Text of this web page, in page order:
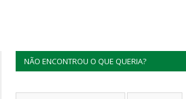
NÃO ENCONTROU O QUE QUERIA?